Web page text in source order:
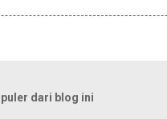
dari blog ini